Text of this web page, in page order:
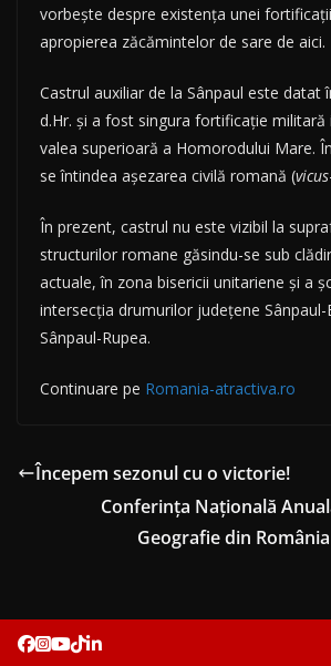
vorbește despre existența unei
apropierea zăcămintelor de sare de aici.
Castrul auxiliar de la Sânpaul este datat
d.Hr. și a fost singura fortificație
valea superioară a Homorodului Mare.
se întindea așezarea civilă romană (vicus
În prezent, castrul nu este vizibil la
structurilor romane găsindu-se sub
actuale, în zona bisericii unitariene și a
intersecția drumurilor județene Sânpaul-
Sânpaul-Rupea.
Continuare pe Romania-atractiva.ro
Începem sezonul cu o victorie!
Conferința Națională
Geografie din